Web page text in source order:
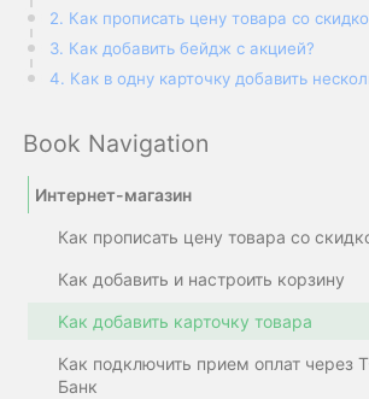
2. Как прописать цену товара со
3. Как добавить бейдж с акцией?
Book Navigation
Интернет-магазин
Как прописать цену товара со
Как добавить и настроить корзину
Kак добавить карточку товара
Как подключить прием оплат через
Банк